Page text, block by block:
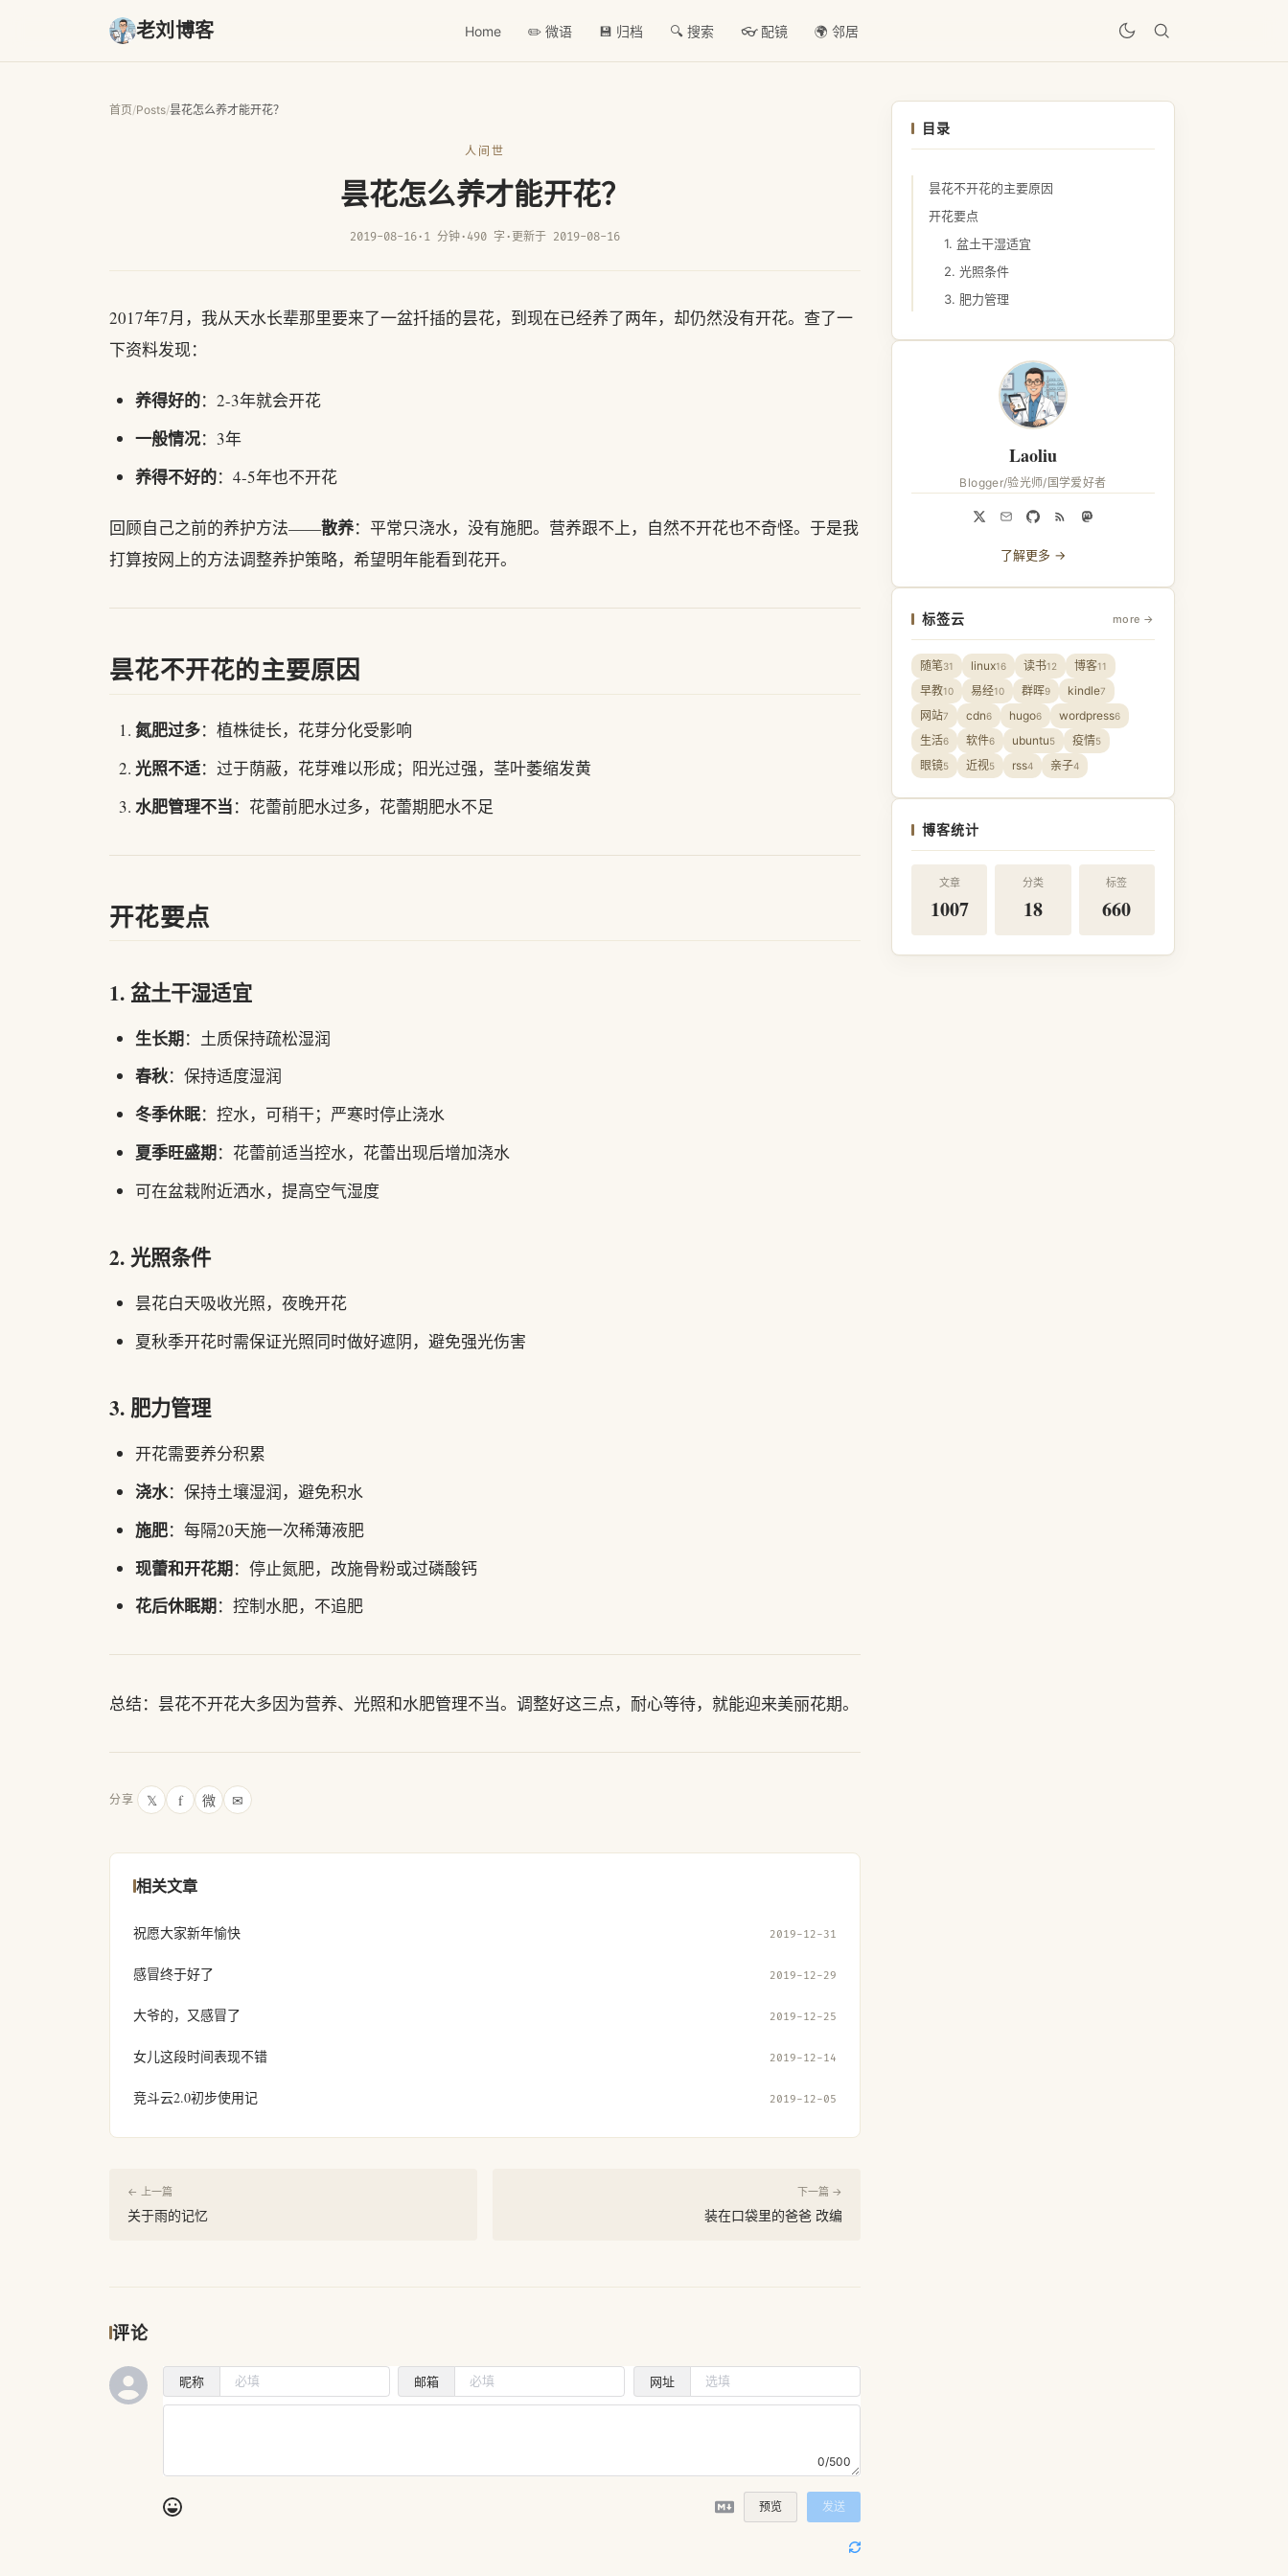
老刘博客 Home ✏️ 微语 💾 归档 🔍 搜索 👓 配镜 🌍 邻居
首页/Posts/昙花怎么养才能开花？
人间世
昙花怎么养才能开花？
2019-08-16· 1 分钟· 490 字 · 更新于 2019-08-16
2017年7月，我从天水长辈那里要来了一盆扦插的昙花，到现在已经养了两年，却仍然没有开花。查了一
下资料发现：
养得好的：2-3年就会开花
一般情况：3年
养得不好的：4-5年也不开花
回顾自己之前的养护方法——散养：平常只浇水，没有施肥。营养跟不上，自然不开花也不奇怪。于是我
打算按网上的方法调整养护策略，希望明年能看到花开。
昙花不开花的主要原因
氮肥过多：植株徒长，花芽分化受影响
光照不适：过于荫蔽，花芽难以形成；阳光过强，茎叶萎缩发黄
水肥管理不当：花蕾前肥水过多，花蕾期肥水不足
开花要点
1. 盆土干湿适宜
生长期：土质保持疏松湿润
春秋：保持适度湿润
冬季休眠：控水，可稍干；严寒时停止浇水
夏季旺盛期：花蕾前适当控水，花蕾出现后增加浇水
可在盆栽附近洒水，提高空气湿度
2. 光照条件
昙花白天吸收光照，夜晚开花
夏秋季开花时需保证光照同时做好遮阴，避免强光伤害
3. 肥力管理
开花需要养分积累
浇水：保持土壤湿润，避免积水
施肥：每隔20天施一次稀薄液肥
现蕾和开花期：停止氮肥，改施骨粉或过磷酸钙
花后休眠期：控制水肥，不追肥
总结：昙花不开花大多因为营养、光照和水肥管理不当。调整好这三点，耐心等待，就能迎来美丽花期。
分享 𝕏 f 微 ✉
相关文章
祝愿大家新年愉快 2019-12-31
感冒终于好了 2019-12-29
大爷的，又感冒了 2019-12-25
女儿这段时间表现不错 2019-12-14
竞斗云2.0初步使用记 2019-12-05
← 上一篇
关于雨的记忆
下一篇 →
装在口袋里的爸爸 改编
评论
昵称 邮箱 网址
0/500
预览 发送
Laoliu
Blogger/验光师/国学爱好者
了解更多 →
标签云 more →
随笔31 linux16 读书12 博客11
早教10 易经10 群晖9 kindle7
网站7 cdn6 hugo6 wordpress6
生活6 软件6 ubuntu5 疫情5
眼镜5 近视5 rss4 亲子4
博客统计
文章
1007
分类
18
标签
660
目录
昙花不开花的主要原因
开花要点
1. 盆土干湿适宜
2. 光照条件
3. 肥力管理